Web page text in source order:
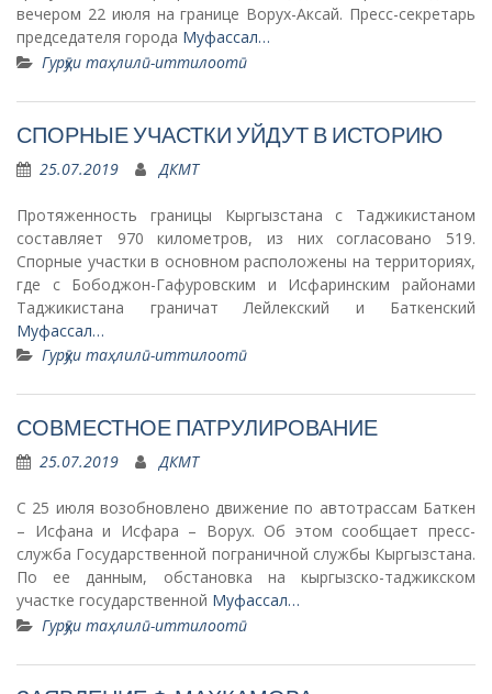
вечером 22 июля на границе Ворух-Аксай. Пресс-секретарь
председателя города Муфассал…
Гурӯҳи таҳлилӣ-иттилоотӣ
СПОРНЫЕ УЧАСТКИ УЙДУТ В ИСТОРИЮ
25.07.2019 ДКМТ
Протяженность границы Кыргызстана с Таджикистаном
составляет 970 километров, из них согласовано 519.
Спорные участки в основном расположены на территориях,
где с Бободжон-Гафуровским и Исфаринским районами
Таджикистана граничат Лейлекский и Баткенский
Муфассал…
Гурӯҳи таҳлилӣ-иттилоотӣ
СОВМЕСТНОЕ ПАТРУЛИРОВАНИЕ
25.07.2019 ДКМТ
С 25 июля возобновлено движение по автотрассам Баткен
– Исфана и Исфара – Ворух. Об этом сообщает пресс-
служба Государственной пограничной службы Кыргызстана.
По ее данным, обстановка на кыргызско-таджикском
участке государственной Муфассал…
Гурӯҳи таҳлилӣ-иттилоотӣ